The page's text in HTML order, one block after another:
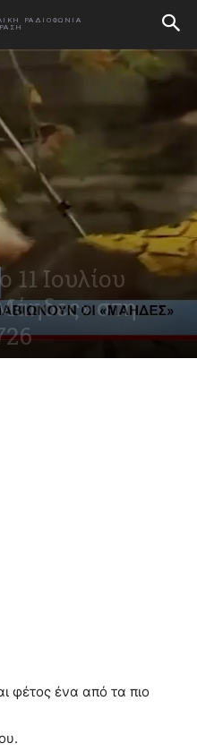
ΡΑΔΙΟΦΩΝΙΑ
Ιουλίου
στη
φέτος ένα από τα πιο